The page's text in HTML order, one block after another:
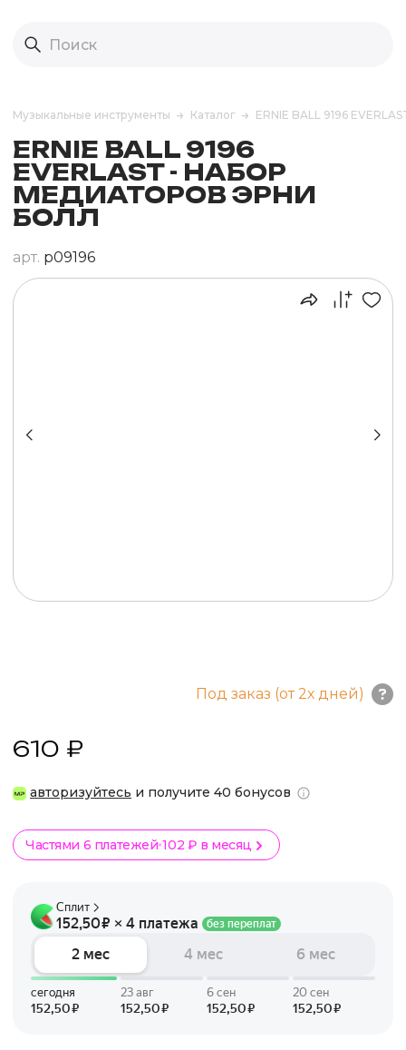
Музыкальные инструменты Каталог ERNIE BALL 9196
ERNIE BALL 9196
EVERLAST - НАБОР
МЕДИАТОРОВ ЭРНИ
БОЛЛ
арт. p09196
Под заказ (от 2х дней)
610 ₽
авторизуйтесь и получите 40 бонусов
Частями 6 платежей 102 ₽ в месяц